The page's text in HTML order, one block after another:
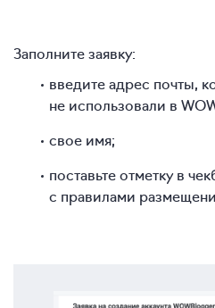
Заполните заявку:
введите адрес почты,
не использовали в
свое имя;
поставьте отметку в
с правилами